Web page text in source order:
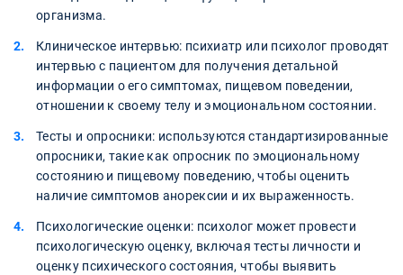
организма.
Клиническое интервью: психиатр или психолог проводят
интервью с пациентом для получения детальной
информации о его симптомах, пищевом поведении,
отношении к своему телу и эмоциональном состоянии.
Тесты и опросники: используются стандартизированные
опросники, такие как опросник по эмоциональному
состоянию и пищевому поведению, чтобы оценить
наличие симптомов анорексии и их выраженность.
Психологические оценки: психолог может провести
психологическую оценку, включая тесты личности и
оценку психического состояния, чтобы выявить